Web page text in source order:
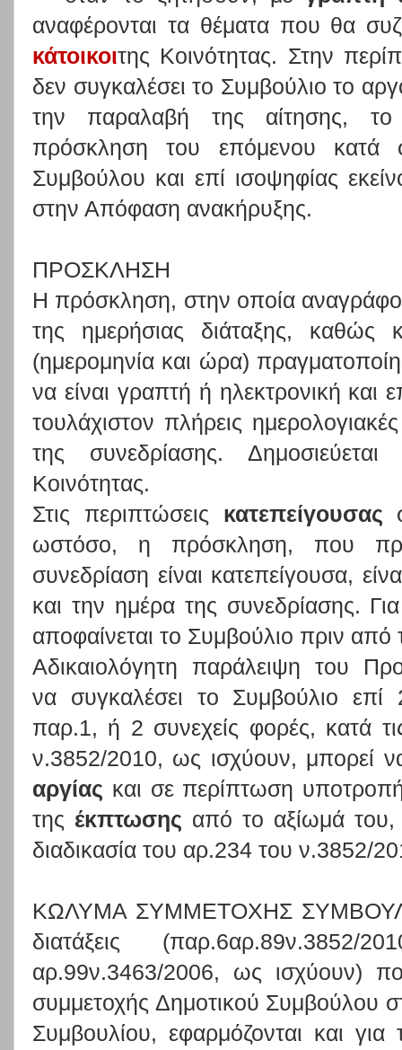
αναφέρονται τα θέματα που θα
κάτοικοιτης Κοινότητας. Στην
δεν συγκαλέσει το Συμβούλιο το
την παραλαβή της αίτησης, το
πρόσκληση του επόμενου κατά
Συμβούλου και επί ισοψηφίας
στην Απόφαση ανακήρυξης.
ΠΡΟΣΚΛΗΣΗ
Η πρόσκληση, στην οποία
της ημερήσιας διάταξης,
(ημερομηνία και ώρα)
να είναι γραπτή ή ηλεκτρονική και
τουλάχιστον πλήρεις
της συνεδρίασης.
Κοινότητας.
Στις περιπτώσεις κατεπείγουσας
ωστόσο, η πρόσκληση, που
συνεδρίαση είναι κατεπείγουσα,
και την ημέρα της συνεδρίασης.
αποφαίνεται το Συμβούλιο πριν από
Αδικαιολόγητη παράλειψη του
να συγκαλέσει το Συμβούλιο επί
παρ.1, ή 2 συνεχείς φορές, κατά
ν.3852/2010, ως ισχύουν, μπορεί
αργίας και σε περίπτωση
της έκπτωσης από το αξίωμά
διαδικασία του αρ.234 του ν.3852/
ΚΩΛΥΜΑ ΣΥΜΜΕΤΟΧΗΣ
διατάξεις
αρ.99ν.3463/2006, ως ισχύουν)
συμμετοχής Δημοτικού Συμβούλου
Συμβουλίου, εφαρμόζονται και